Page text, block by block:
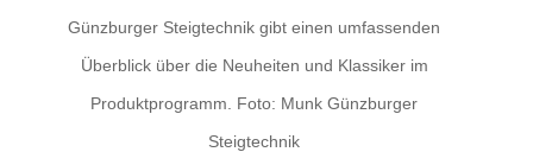
Günzburger Steigtechnik gibt einen umfassenden
Überblick über die Neuheiten und Klassiker im
Produktprogramm. Foto: Munk Günzburger
Steigtechnik